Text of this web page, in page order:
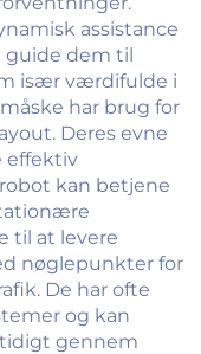
assistance
guide dem til
især værdifulde i
har brug for
Deres evne
effektiv
kan betjene
til at levere
nøglepunkter for
De har ofte
og kan
gennem